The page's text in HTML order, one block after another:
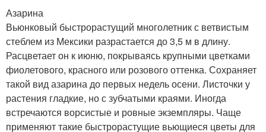
Азарина
Вьюнковый быстрорастущий многолетник с ветвистым
стеблем из Мексики разрастается до 3,5 м в длину.
Расцветает он к июню, покрываясь крупными цветками
фиолетового, красного или розового оттенка. Сохраняет
такой вид азарина до первых недель осени. Листочки у
растения гладкие, но с зубчатыми краями. Иногда
встречаются ворсистые и ровные экземпляры. Чаще
применяют такие быстрорастущие вьющиеся цветы для